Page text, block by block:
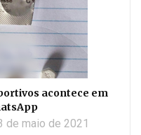
acontece em
de maio de 2021